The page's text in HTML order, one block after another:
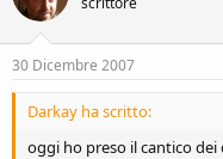
30 Dicembre 2007
Darkay ha scritto:
oggi ho preso il cantico dei